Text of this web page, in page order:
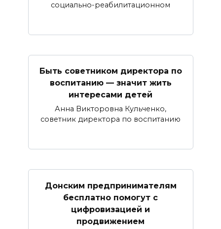
социально-реабилитационном
Быть советником директора по
воспитанию — значит жить
интересами детей
Анна Викторовна Кульченко,
советник директора по воспитанию
Донским предпринимателям
бесплатно помогут с
цифровизацией и
продвижением